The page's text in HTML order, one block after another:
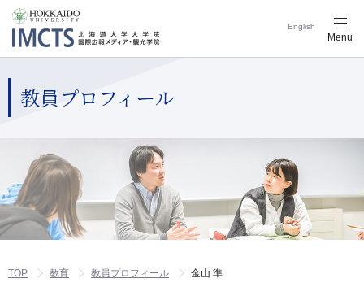
English
メ
ュ
シ
Menu
教員プロフィール
TOP 教育 教員プロフィール 金山 準